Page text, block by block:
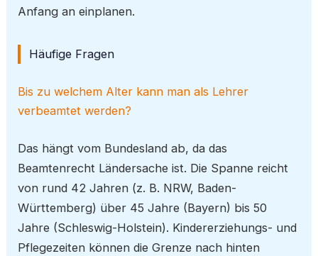
Anfang an einplanen.
Häufige Fragen
Bis zu welchem Alter kann man als Lehrer
verbeamtet werden?
Das hängt vom Bundesland ab, da das
Beamtenrecht Ländersache ist. Die Spanne reicht
von rund 42 Jahren (z. B. NRW, Baden-
Württemberg) über 45 Jahre (Bayern) bis 50
Jahre (Schleswig-Holstein). Kindererziehungs- und
Pflegezeiten können die Grenze nach hinten